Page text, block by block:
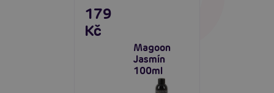
Magoon
Jasmín
100ml
179
Kč